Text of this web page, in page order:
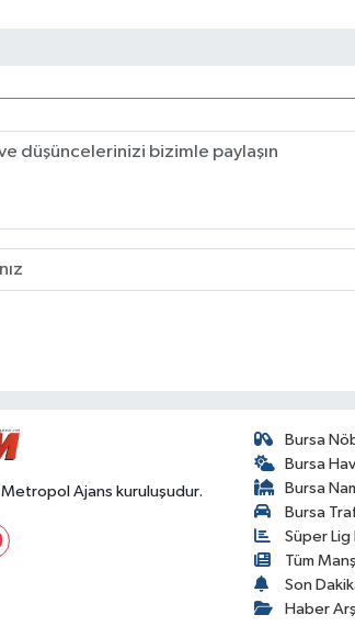
Metropol Ajans kuruluşudur.
Bursa
Bursa
Bursa
Bursa
Süper Lig
Tüm
Son
Haber